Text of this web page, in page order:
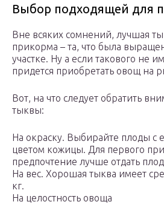
Выбор подходящей для
Вне всяких сомнений, лучшая
прикорма – та, что была
участке. Ну а если такового не
придется приобретать овощ на
Вот, на что следует обратить
тыквы:
На окраску. Выбирайте плоды с
цветом кожицы. Для первого
предпочтение лучше отдать
На вес. Хорошая тыква имеет
кг.
На целостность овоща